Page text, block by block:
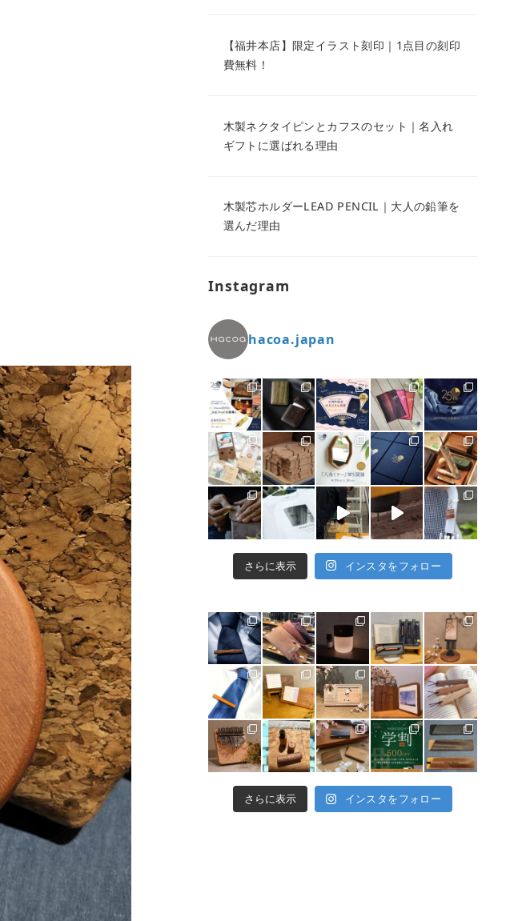
【福井本店】限定イラスト刻印｜1点目の刻印
費無料！
木製ネクタイピンとカフスのセット｜名入れ
ギフトに選ばれる理由
木製芯ホルダーLEAD PENCIL｜大人の鉛筆を
選んだ理由
Instagram
hacoa.japan
さらに表示 インスタをフォロー
さらに表示 インスタをフォロー